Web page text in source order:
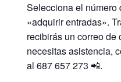
Selecciona el número
«adquirir entradas».
recibirás un correo de
necesitas asistencia,
al 687 657 273 📲.